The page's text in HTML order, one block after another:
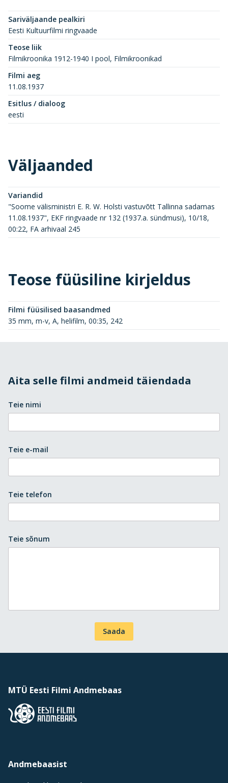
Sariväljaande pealkiri
Eesti Kultuurfilmi ringvaade
Teose liik
Filmikroonika 1912-1940 I pool, Filmikroonikad
Filmi aeg
11.08.1937
Esitlus / dialoog
eesti
Väljaanded
Variandid
"Soome välisministri E. R. W. Holsti vastuvõtt Tallinna sadamas
11.08.1937", EKF ringvaade nr 132 (1937.a. sündmusi), 10/18,
00:22, FA arhivaal 245
Teose füüsiline kirjeldus
Filmi füüsilised baasandmed
35 mm, m-v, A, helifilm, 00:35, 242
Aita selle filmi andmeid täiendada
Teie nimi
Teie e-mail
Teie telefon
Teie sõnum
Saada
MTÜ Eesti Filmi Andmebaas
Andmebaasist